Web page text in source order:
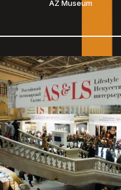
AZ Museum